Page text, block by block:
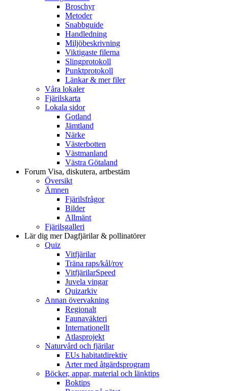
Broschyr
Metoder
Snabbguide
Handledning
Miljöbeskrivning
Viktigaste filerna
Slingprotokoll
Punktprotokoll
Länkar & mer filer
Våra lokaler
Fjärilskarta
Lokala sidor
Gotland
Jämtland
Närke
Västerbotten
Västmanland
Västra Götaland
Forum Visa, diskutera, artbestäm
Översikt
Ämnen
Fjärilsfrågor
Bilder
Allmänt
Fjärilsgalleri
Lär dig merDagfjärilar & pollinatörer
Quiz
Vitfjärilar
Träna raps/kål/rov
VitfjärilarSpeed
Juvela vingar
Quizarkiv
Annan övervakning
Regionalt
Faunaväkteri
Internationellt
Atlasprojekt
Naturvård och fjärilar
EUs habitatdirektiv
Arter med åtgärdsprogram
Böcker, appar, material och länktips
Boktips